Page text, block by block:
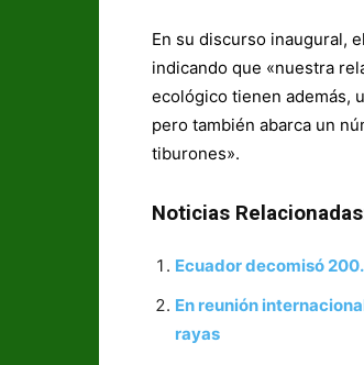
En su discurso inaugural,
indicando que «nuestra
ecológico tienen además,
pero también abarca un
tiburones».
Noticias
Ecuador decomisó
En reunión
rayas